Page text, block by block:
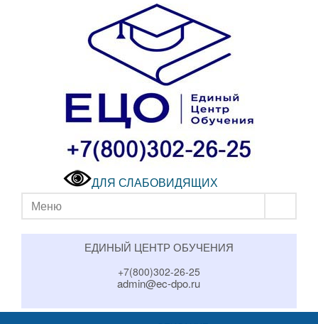
ДЛЯ СЛАБОВИДЯЩИХ
Меню
ЕДИНЫЙ ЦЕНТР ОБУЧЕНИЯ
+7(800)302-26-25
admin@ec-dpo.ru